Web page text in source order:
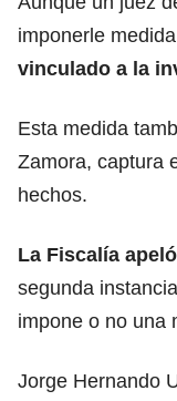
imponerle
vinculado a la
Esta medida
Zamora, captura
hechos.
La Fiscalía
segunda
impone o no una
Jorge Hernando